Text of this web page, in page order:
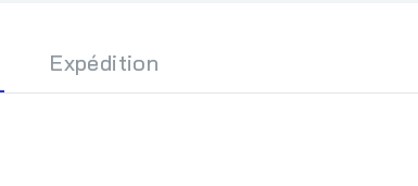
Expédition